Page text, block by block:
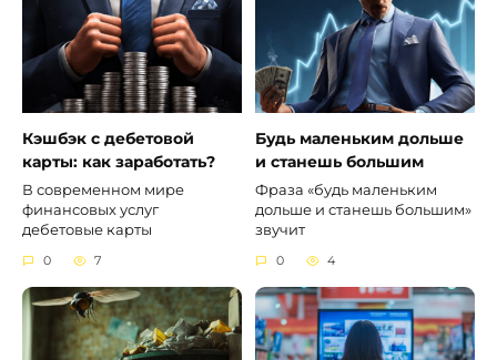
Кэшбэк с дебетовой
карты: как заработать?
В современном мире
финансовых услуг
дебетовые карты
0 7
Будь маленьким дольше
и станешь большим
Фраза «будь маленьким
дольше и станешь большим»
звучит
0 4